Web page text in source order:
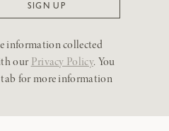
information collected
our Privacy Policy. You
for more information